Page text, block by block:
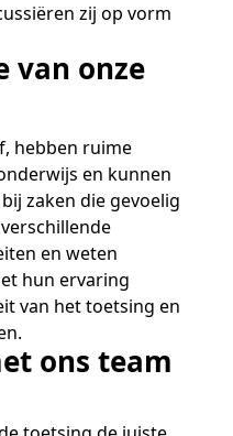
zij op vorm
van onze
hebben ruime
en kunnen
zaken die gevoelig
en weten
hun ervaring
van het toetsing en
ons team